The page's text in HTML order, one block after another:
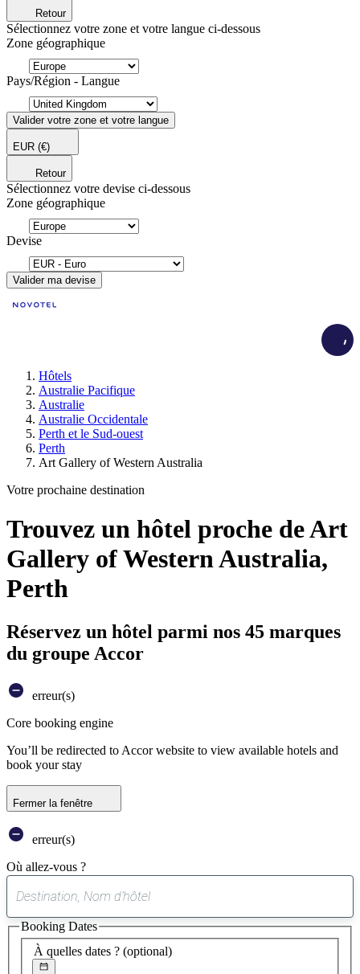
Retour
Sélectionnez votre zone et votre langue ci-dessous
Zone géographique
Pays/Région - Langue
Valider votre zone et votre langue
EUR (€)
Retour
Sélectionnez votre devise ci-dessous
Zone géographique
Devise
Valider ma devise
Hôtels
Australie Pacifique
Australie
Australie Occidentale
Perth et le Sud-ouest
Perth
Art Gallery of Western Australia
Votre prochaine destination
Trouvez un hôtel proche de Art
Gallery of Western Australia,
Perth
Réservez un hôtel parmi nos 45 marques
du groupe Accor
erreur(s)
Core booking engine
You’ll be redirected to Accor website to view available hotels and
book your stay
Fermer la fenêtre
erreur(s)
Où allez-vous ?
suggestion
trouvée
À quelles dates ? (optional)
Booking Dates